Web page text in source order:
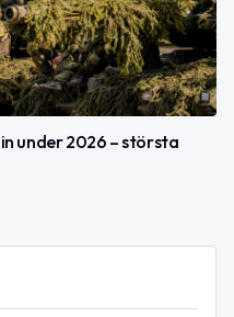
under 2026 – största